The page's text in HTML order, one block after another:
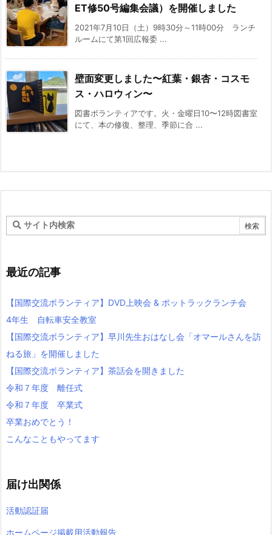
ET修50号編集会議）を開催しました
2021年7月10日（土）9時30分～11時00分 ランチ
ルームにて第1回広報委 ...
壁面変更しました〜紅葉・銀杏・コスモ
ス・ハロウィン〜
図書ボランティアです。火・金曜日10〜12時図書室
にて、本の修復、整理、季節に合 ...
最近の記事
【国際交流ボランティア】DVD上映会 & ポットラックランチ会
4年生 自転車安全教室
【国際交流ボランティア】早川先生おはなし会「オマールさんを訪
ねる旅」を開催しました
【国際交流ボランティア】茶話会を開きました
令和７年度 離任式
令和７年度 卒業式
卒業おめでとう！
こんなこともやってます
届け出関係
活動認証届
ホームページ掲載用活動報告